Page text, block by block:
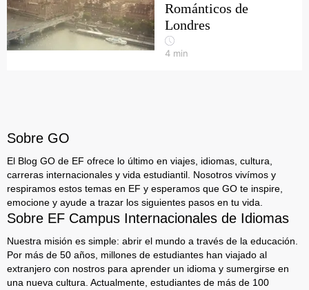
Románticos de
Londres
4 min
Sobre GO
El Blog GO de EF ofrece lo último en viajes, idiomas, cultura,
carreras internacionales y vida estudiantil. Nosotros vivímos y
respiramos estos temas en EF y esperamos que GO te inspire,
emocione y ayude a trazar los siguientes pasos en tu vida.
Sobre EF Campus Internacionales de Idiomas
Nuestra misión es simple: abrir el mundo a través de la educación.
Por más de 50 años, millones de estudiantes han viajado al
extranjero con nostros para aprender un idioma y sumergirse en
una nueva cultura. Actualmente, estudiantes de más de 100